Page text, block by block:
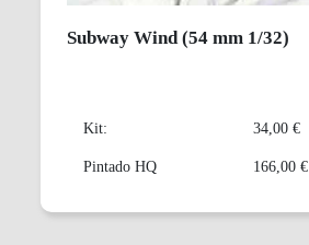
Subway Wind (54 mm 1/32)
Kit: 34,00 €
Pintado HQ 166,00 €